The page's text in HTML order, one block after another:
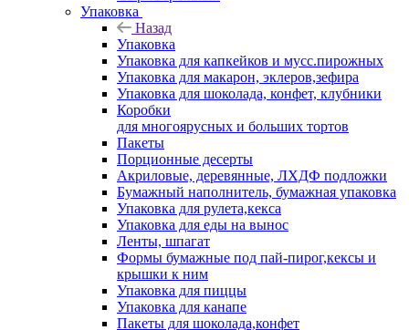
Упаковка
Назад
Упаковка
Упаковка для капкейков и мусс.пирожных
Упаковка для макарон, эклеров,зефира
Упаковка для шоколада, конфет, клубники
Коробки
для многоярусных и больших тортов
Пакеты
Порционные десерты
Акриловые, деревянные, ЛХДФ подложки
Бумажный наполнитель, бумажная упаковка
Упаковка для рулета,кекса
Упаковка для еды на вынос
Ленты, шпагат
Формы бумажные под пай-пирог,кексы и
крышки к ним
Упаковка для пиццы
Упаковка для канапе
Пакеты для шоколада,конфет